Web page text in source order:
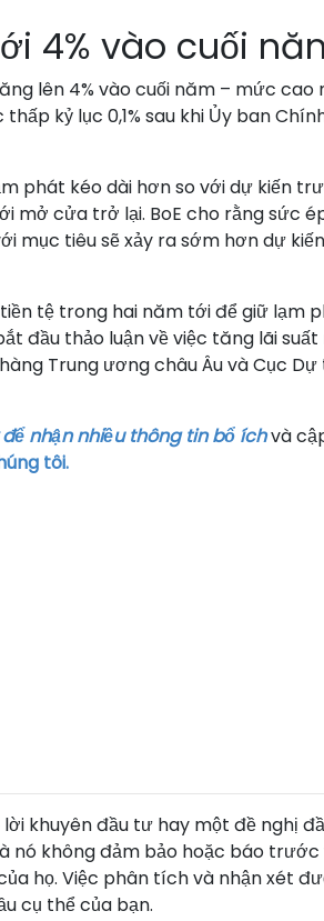
4% vào cuối
lên 4% vào cuối năm – mức
kỷ lục 0,1% sau khi Ủy ban
phát kéo dài hơn so với dự kiến
mở cửa trở lại. BoE cho rằng
mục tiêu sẽ xảy ra sớm hơn dự
tệ trong hai năm tới để giữ lạm
đầu thảo luận về việc tăng lãi
Trung ương châu Âu và Cục
nhận nhiều thông tin bổ íchvà
tôi.
khuyên đầu tư hay một đề nghị
nó không đảm bảo hoặc báo
họ. Việc phân tích và nhận xét
cụ thể của bạn.